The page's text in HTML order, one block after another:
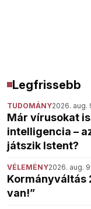
Legfrissebb
TUDOMÁNY2026. aug.
Már vírusokat
intelligencia –
játszik Istent?
VÉLEMÉNY2026. aug.
Kormányváltás
van!”